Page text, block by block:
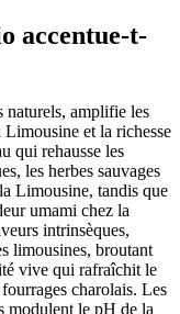
accentue-t-
naturels, amplifie les
Limousine et la richesse
qui rehausse les
les herbes sauvages
Limousine, tandis que
umami chez la
intrinsèques,
limousines, broutant
vive qui rafraîchit le
charolais. Les
modulent le pH de la